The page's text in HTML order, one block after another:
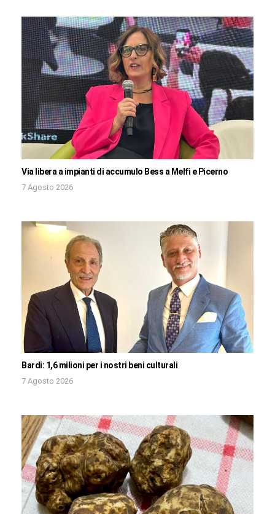
Via libera a impianti di accumulo Bess a Melfi e Picerno
7 Agosto 2026
Bardi: 1,6 milioni per i nostri beni culturali
7 Agosto 2026